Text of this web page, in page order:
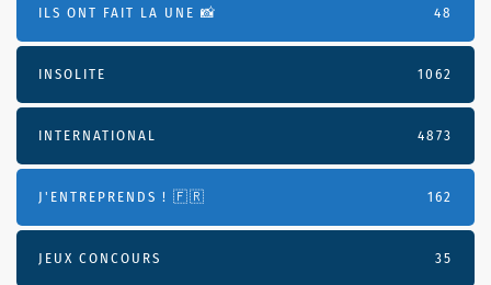
ILS ONT FAIT LA UNE 📸 48
INSOLITE 1062
INTERNATIONAL 4873
J'ENTREPRENDS ! 🇫🇷 162
JEUX CONCOURS 35